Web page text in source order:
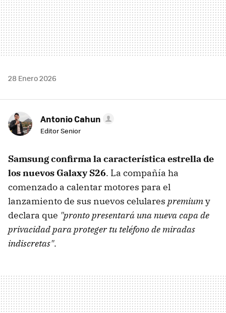
28 Enero 2026
Antonio Cahun
Editor Senior
Samsung confirma la característica estrella de
los nuevos Galaxy S26. La compañía ha
comenzado a calentar motores para el
lanzamiento de sus nuevos celulares premiumy
declara que "pronto presentará una nueva capa de
privacidad para proteger tu teléfono de miradas
indiscretas".